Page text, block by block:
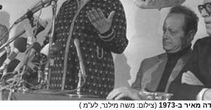
ב-1973 (צילום: משה מילנר, לע"מ )